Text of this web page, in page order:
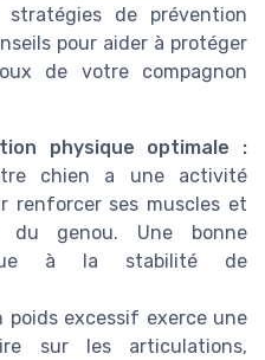
de prévention
pour aider à protéger
de votre compagnon
physique optimale :
chien a une activité
renforcer ses muscles et
du genou. Une bonne
à la stabilité de
poids excessif exerce une
sur les articulations,